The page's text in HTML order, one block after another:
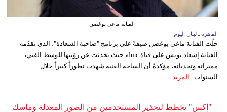
الفنانة ماغي بوغصن
القاهرة ـ لبنان اليوم
حلّت الفنانة ماغي بوغصن ضيفةً على برنامج "صاحبة السعادة"، الذي تقدّمه
الفنانة إسعاد يونس على قناة dmc، حيث تحدثت عن رؤيتها للوسط الفني،
مميزاته وتحدياته، مؤكدةً أن الساحة الفنية شهدت تطوراً كبيراً خلال
السنوات... المزيد
"إكس" تخطط لتحذير المستخدمين من الصور المعدلة وماسك